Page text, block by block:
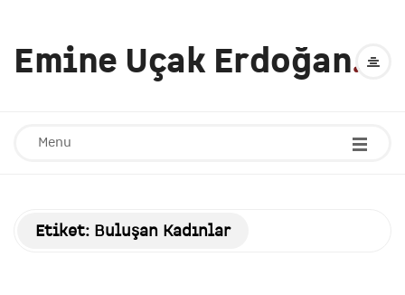
Emine Uçak Erdoğan.
Menu
Etiket: Buluşan Kadınlar